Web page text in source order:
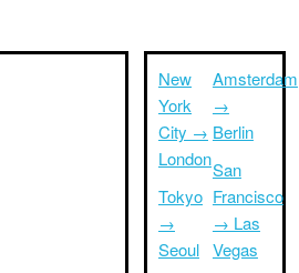
New
York
City →
London
Tokyo
→
Seoul
Amsterdam
→
Berlin
San
Francisco
→ Las
Vegas